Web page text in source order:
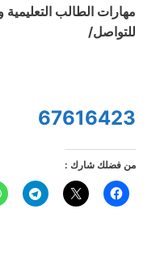
مهارات الطالب التعليمية
للتواصل/
67616423
من فضلك شارك :